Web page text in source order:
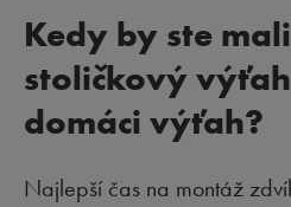
Kedy by ste
stoličkový
domáci výťah?
Najlepší čas na montáž